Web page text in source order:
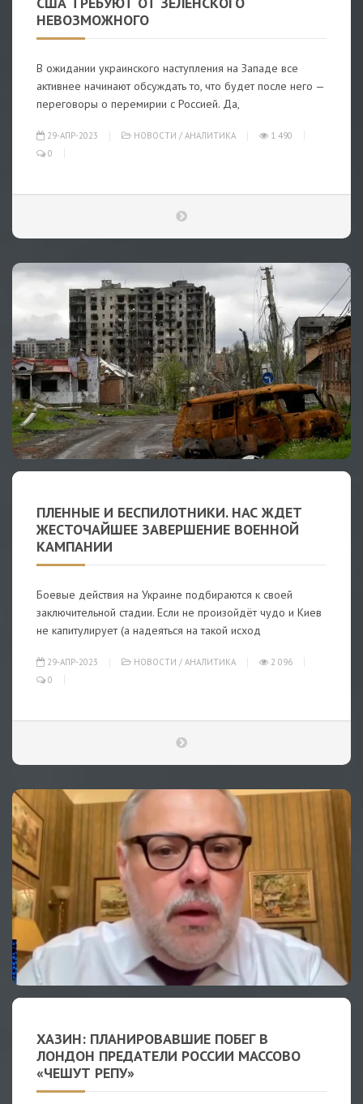
НЕВОЗМОЖНОГО
В ожидании украинского наступления на Западе все
активнее начинают обсуждать то, что будет после него —
переговоры о перемирии с Россией. Да,
29-АПР-2023 НОВОСТИ / АНАЛИТИКА
1 490
0
ПЛЕННЫЕ И БЕСПИЛОТНИКИ. НАС ЖДЕТ
ЖЕСТОЧАЙШЕЕ ЗАВЕРШЕНИЕ ВОЕННОЙ
КАМПАНИИ
Боевые действия на Украине подбираются к своей
заключительной стадии. Если не произойдёт чудо и Киев
не капитулирует (а надеяться на такой исход
29-АПР-2023 НОВОСТИ / АНАЛИТИКА
2 096
0
ХАЗИН: ПЛАНИРОВАВШИЕ ПОБЕГ В
ЛОНДОН ПРЕДАТЕЛИ РОССИИ МАССОВО
«ЧЕШУТ РЕПУ»